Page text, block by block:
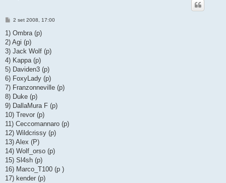
M
s
a
g
o
2 set 2008, 17:00
1) Ombra (p)
2) Agi (p)
3) Jack Wolf (p)
4) Kappa (p)
5) Daviden3 (p)
6) FoxyLady (p)
7) Franzonneville (p)
8) Duke (p)
9) DallaMura F (p)
10) Trevor (p)
11) Ceccomannaro (p)
12) Wildcrissy (p)
13) Alex (P)
14) Wolf_orso (p)
15) Sl4sh (p)
16) Marco_T100 (p )
17) kender (p)